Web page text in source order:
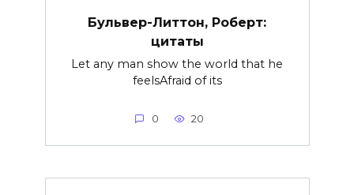
Бульвер-Литтон, Роберт:
цитаты
Let any man show the world that he
feelsAfraid of its
0 20